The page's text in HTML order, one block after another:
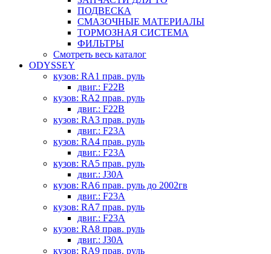
ПОДВЕСКА
СМАЗОЧНЫЕ МАТЕРИАЛЫ
ТОРМОЗНАЯ СИСТЕМА
ФИЛЬТРЫ
Смотреть весь каталог
ODYSSEY
кузов: RA1 прав. руль
двиг.: F22B
кузов: RA2 прав. руль
двиг.: F22B
кузов: RA3 прав. руль
двиг.: F23A
кузов: RA4 прав. руль
двиг.: F23A
кузов: RA5 прав. руль
двиг.: J30A
кузов: RA6 прав. руль до 2002гв
двиг.: F23A
кузов: RA7 прав. руль
двиг.: F23A
кузов: RA8 прав. руль
двиг.: J30A
кузов: RA9 прав. руль